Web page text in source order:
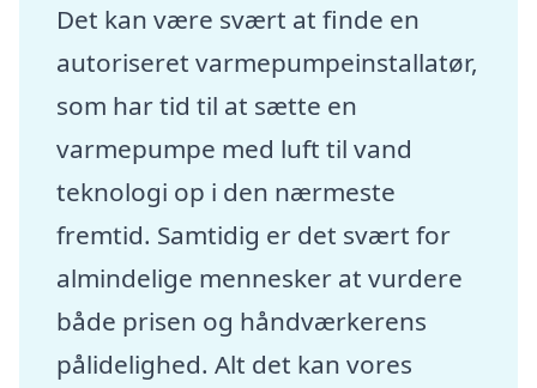
Det kan være svært at finde en
autoriseret varmepumpeinstallatør,
som har tid til at sætte en
varmepumpe med luft til vand
teknologi op i den nærmeste
fremtid. Samtidig er det svært for
almindelige mennesker at vurdere
både prisen og håndværkerens
pålidelighed. Alt det kan vores